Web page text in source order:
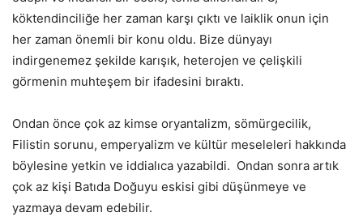
köktendinciliğe her zaman karşı çıktı ve laiklik onun için
her zaman önemli bir konu oldu. Bize dünyayı
indirgenemez şekilde karışık, heterojen ve çelişkili
görmenin muhteşem bir ifadesini bıraktı.
Ondan önce çok az kimse oryantalizm, sömürgecilik,
Filistin sorunu, emperyalizm ve kültür meseleleri hakkında
böylesine yetkin ve iddialıca yazabildi. Ondan sonra artık
çok az kişi Batıda Doğuyu eskisi gibi düşünmeye ve
yazmaya devam edebilir.